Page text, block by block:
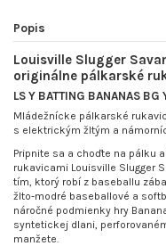
Popis
Louisville Slugger
originálne pálkarské
LS Y BATTING BANANAS
Mládežnícke pálkarské
s elektrickým žltým a
Pripnite sa a choďte na pálku
rukavicami Louisville Slugger
tím, ktorý robí z baseballu
žlto-modré baseballové a
náročné podmienky hry
syntetickej dlani,
manžete.